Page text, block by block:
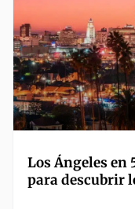
Los Ángeles
para descubrir